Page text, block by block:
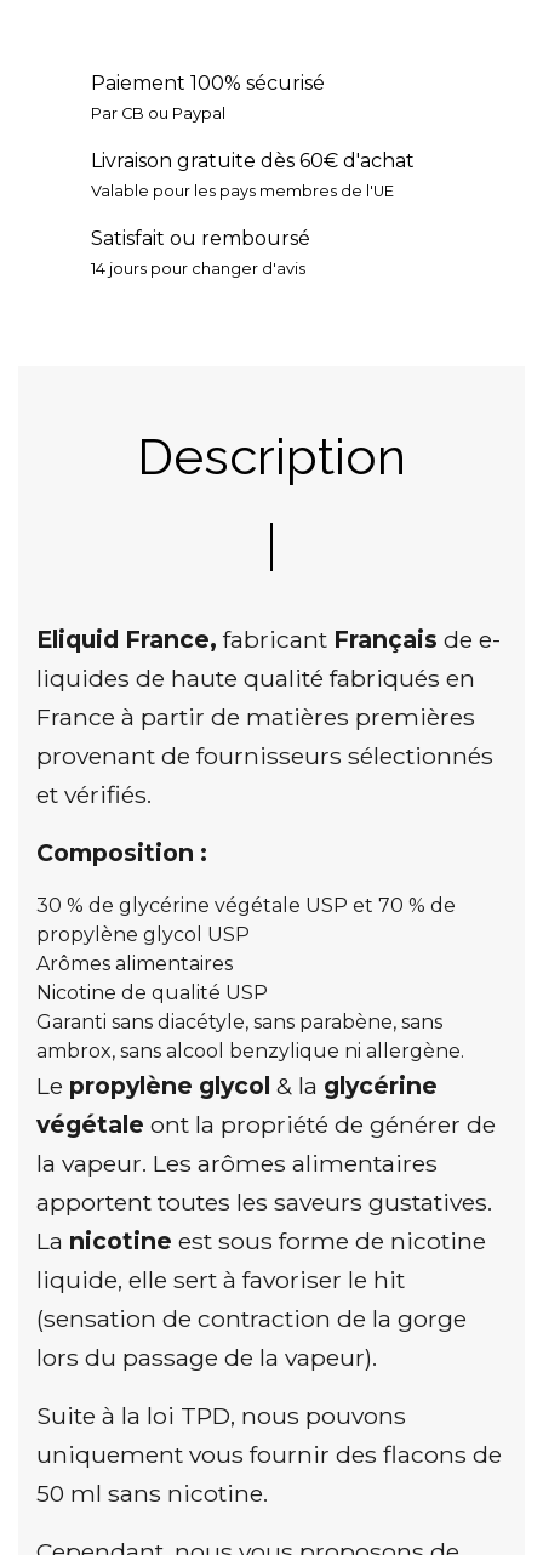
Paiement 100% sécurisé
Par CB ou Paypal
Livraison gratuite dès 60€ d'achat
Valable pour les pays membres de l'UE
Satisfait ou remboursé
14 jours pour changer d'avis
Description
Eliquid France, fabricant Français de e-
liquides de haute qualité fabriqués en
France à partir de matières premières
provenant de fournisseurs sélectionnés
et vérifiés.
Composition :
30 % de glycérine végétale USP et 70 % de
propylène glycol USP
Arômes alimentaires
Nicotine de qualité USP
Garanti sans diacétyle, sans parabène, sans
ambrox, sans alcool benzylique ni allergène.
Le propylène glycol & la glycérine
végétale ont la propriété de générer de
la vapeur. Les arômes alimentaires
apportent toutes les saveurs gustatives.
La nicotine est sous forme de nicotine
liquide, elle sert à favoriser le hit
(sensation de contraction de la gorge
lors du passage de la vapeur).
Suite à la loi TPD, nous pouvons
uniquement vous fournir des flacons de
50 ml sans nicotine.